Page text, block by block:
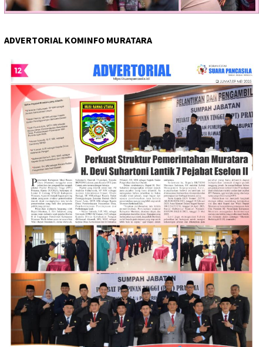
ADVERTORIAL KOMINFO MURATARA